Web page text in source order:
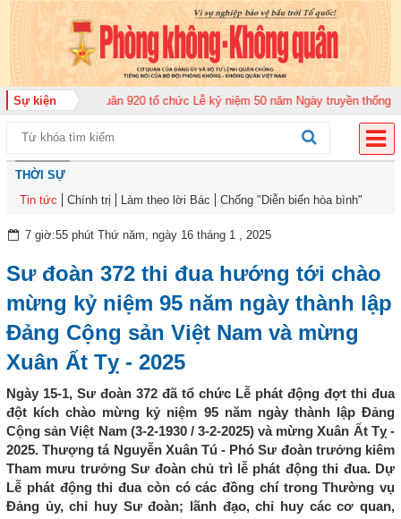
Sự kiện
Không quân 920 tổ chức Lễ kỷ niệm 50 năm Ngày truyền thống (12-11-
THỜI SỰ
Tin tức
Chính trị Làm theo lời Bác Chống "Diễn biến hòa bình"
7 giờ:55 phút Thứ năm, ngày 16 tháng 1 , 2025
Sư đoàn 372 thi đua hướng tới chào
mừng kỷ niệm 95 năm ngày thành lập
Đảng Cộng sản Việt Nam và mừng
Xuân Ất Tỵ - 2025
Ngày 15-1, Sư đoàn 372 đã tổ chức Lễ phát động đợt thi đua
đột kích chào mừng kỷ niệm 95 năm ngày thành lập Đảng
Cộng sản Việt Nam (3-2-1930 / 3-2-2025) và mừng Xuân Ất Tỵ -
2025. Thượng tá Nguyễn Xuân Tú - Phó Sư đoàn trưởng kiêm
Tham mưu trưởng Sư đoàn chủ trì lễ phát động thi đua. Dự
Lễ phát động thi đua còn có các đồng chí trong Thường vụ
Đảng ủy, chỉ huy Sư đoàn; lãnh đạo, chỉ huy các cơ quan,